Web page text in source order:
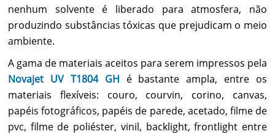
nenhum solvente é liberado para atmosfera, não
produzindo substâncias tóxicas que prejudicam o meio
ambiente.
A gama de materiais aceitos para serem impressos pela
Novajet UV T1804 GH é bastante ampla, entre os
materiais flexíveis: couro, courvin, corino, canvas,
papéis fotográficos, papéis de parede, acetado, filme de
pvc, filme de poliéster, vinil, backlight, frontlight entre